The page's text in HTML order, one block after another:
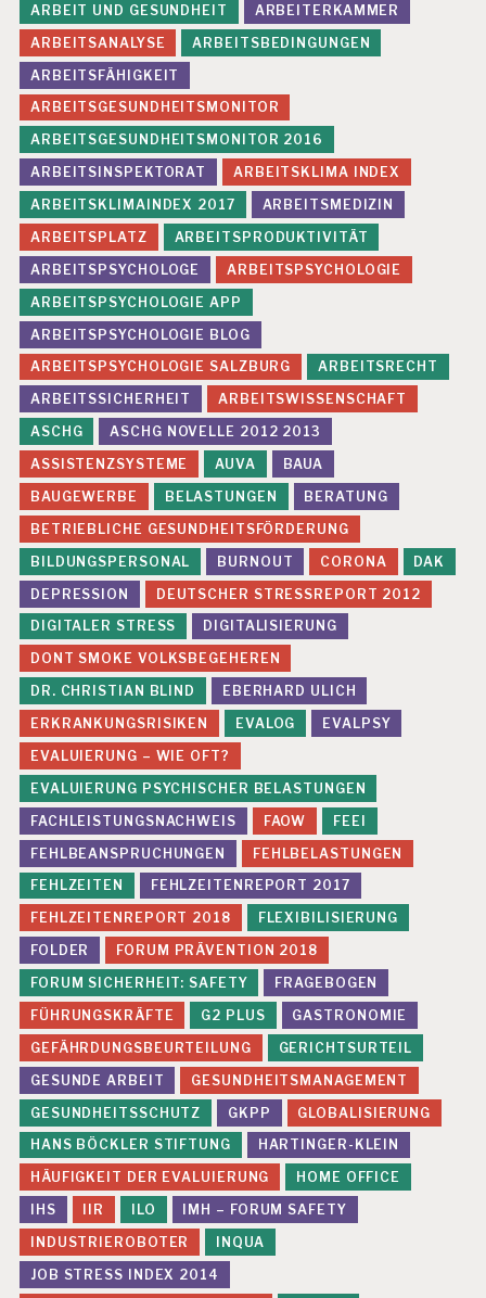
ARBEIT UND GESUNDHEIT
ARBEITERKAMMER
ARBEITSANALYSE
ARBEITSBEDINGUNGEN
ARBEITSFÄHIGKEIT
ARBEITSGESUNDHEITSMONITOR
ARBEITSGESUNDHEITSMONITOR 2016
ARBEITSINSPEKTORAT
ARBEITSKLIMA INDEX
ARBEITSKLIMAINDEX 2017
ARBEITSMEDIZIN
ARBEITSPLATZ
ARBEITSPRODUKTIVITÄT
ARBEITSPSYCHOLOGE
ARBEITSPSYCHOLOGIE
ARBEITSPSYCHOLOGIE APP
ARBEITSPSYCHOLOGIE BLOG
ARBEITSPSYCHOLOGIE SALZBURG
ARBEITSRECHT
ARBEITSSICHERHEIT
ARBEITSWISSENSCHAFT
ASCHG
ASCHG NOVELLE 2012 2013
ASSISTENZSYSTEME
AUVA
BAUA
BAUGEWERBE
BELASTUNGEN
BERATUNG
BETRIEBLICHE GESUNDHEITSFÖRDERUNG
BILDUNGSPERSONAL
BURNOUT CORONA
DAK
DEPRESSION
DEUTSCHER STRESSREPORT 2012
DIGITALER STRESS
DIGITALISIERUNG
DONT SMOKE VOLKSBEGEHEREN
DR. CHRISTIAN BLIND
EBERHARD ULICH
ERKRANKUNGSRISIKEN
EVALOG
EVALPSY
EVALUIERUNG – WIE OFT?
EVALUIERUNG PSYCHISCHER BELASTUNGEN
FACHLEISTUNGSNACHWEIS
FAOW
FEEI
FEHLBEANSPRUCHUNGEN
FEHLBELASTUNGEN
FEHLZEITEN
FEHLZEITENREPORT 2017
FEHLZEITENREPORT 2018
FLEXIBILISIERUNG
FOLDER
FORUM PRÄVENTION 2018
FORUM SICHERHEIT: SAFETY
FRAGEBOGEN
FÜHRUNGSKRÄFTE
G2 PLUS
GASTRONOMIE
GEFÄHRDUNGSBEURTEILUNG
GERICHTSURTEIL
GESUNDE ARBEIT
GESUNDHEITSMANAGEMENT
GESUNDHEITSSCHUTZ
GKPP
GLOBALISIERUNG
HANS BÖCKLER STIFTUNG
HARTINGER-KLEIN
HÄUFIGKEIT DER EVALUIERUNG
HOME OFFICE
IHS
IIR ILO
IMH – FORUM SAFETY
INDUSTRIEROBOTER
INQUA
JOB STRESS INDEX 2014